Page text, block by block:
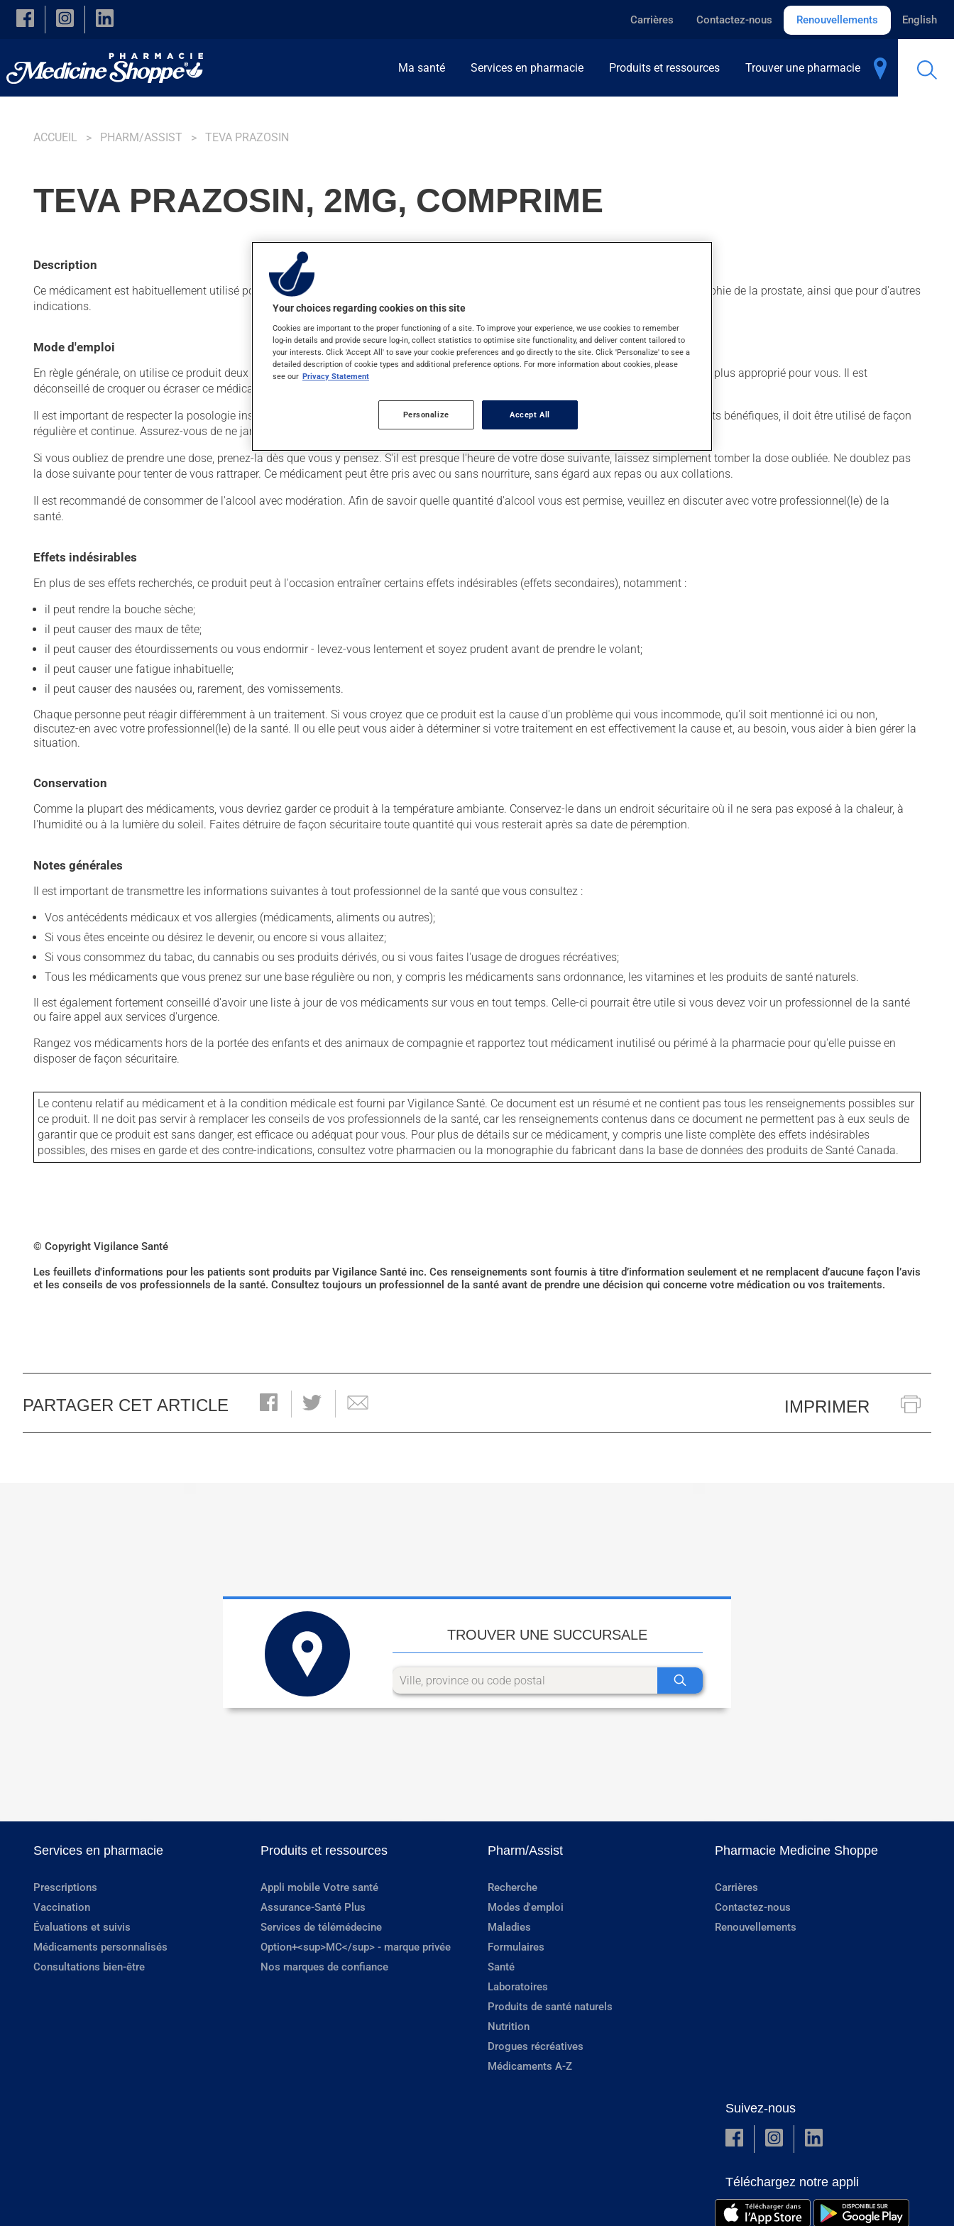
Skip to main content
Carrières Contactez-nous Renouvellements English
Ma santé Services en pharmacie Produits et ressources Trouver une pharmacie
ACCUEIL PHARM/ASSIST TEVA PRAZOSIN
TEVA PRAZOSIN, 2MG, COMPRIME
Description
Ce médicament est habituellement utilisé pour diminuer la tension artérielle. On l'emploie aussi pour diminuer les symptômes d'hypertrophie de la prostate, ainsi que pour d'autres
indications.
Mode d'emploi
En règle générale, on utilise ce produit deux fois par jour. Il est possible que votre pharmacien vous ait indiqué un horaire différent qui est plus approprié pour vous. Il est
déconseillé de croquer ou écraser ce médicament, car il a mauvais goût.
Il est important de respecter la posologie inscrite sur l'étiquette. N'en utilisez pas plus, ni plus souvent qu'indiqué. Pour maintenir ses effets bénéfiques, il doit être utilisé de façon
régulière et continue. Assurez-vous de ne jamais en manquer.
Si vous oubliez de prendre une dose, prenez-la dès que vous y pensez. S'il est presque l'heure de votre dose suivante, laissez simplement tomber la dose oubliée. Ne doublez pas
la dose suivante pour tenter de vous rattraper. Ce médicament peut être pris avec ou sans nourriture, sans égard aux repas ou aux collations.
Il est recommandé de consommer de l'alcool avec modération. Afin de savoir quelle quantité d'alcool vous est permise, veuillez en discuter avec votre professionnel(le) de la
santé.
Effets indésirables
En plus de ses effets recherchés, ce produit peut à l'occasion entraîner certains effets indésirables (effets secondaires), notamment :
il peut rendre la bouche sèche;
il peut causer des maux de tête;
il peut causer des étourdissements ou vous endormir - levez-vous lentement et soyez prudent avant de prendre le volant;
il peut causer une fatigue inhabituelle;
il peut causer des nausées ou, rarement, des vomissements.
Chaque personne peut réagir différemment à un traitement. Si vous croyez que ce produit est la cause d'un problème qui vous incommode, qu'il soit mentionné ici ou non,
discutez-en avec votre professionnel(le) de la santé. Il ou elle peut vous aider à déterminer si votre traitement en est effectivement la cause et, au besoin, vous aider à bien gérer la
situation.
Conservation
Comme la plupart des médicaments, vous devriez garder ce produit à la température ambiante. Conservez-le dans un endroit sécuritaire où il ne sera pas exposé à la chaleur, à
l'humidité ou à la lumière du soleil. Faites détruire de façon sécuritaire toute quantité qui vous resterait après sa date de péremption.
Notes générales
Il est important de transmettre les informations suivantes à tout professionnel de la santé que vous consultez :
Vos antécédents médicaux et vos allergies (médicaments, aliments ou autres);
Si vous êtes enceinte ou désirez le devenir, ou encore si vous allaitez;
Si vous consommez du tabac, du cannabis ou ses produits dérivés, ou si vous faites l'usage de drogues récréatives;
Tous les médicaments que vous prenez sur une base régulière ou non, y compris les médicaments sans ordonnance, les vitamines et les produits de santé naturels.
Il est également fortement conseillé d'avoir une liste à jour de vos médicaments sur vous en tout temps. Celle-ci pourrait être utile si vous devez voir un professionnel de la santé
ou faire appel aux services d'urgence.
Rangez vos médicaments hors de la portée des enfants et des animaux de compagnie et rapportez tout médicament inutilisé ou périmé à la pharmacie pour qu'elle puisse en
disposer de façon sécuritaire.
Le contenu relatif au médicament et à la condition médicale est fourni par Vigilance Santé. Ce document est un résumé et ne contient pas tous les renseignements possibles sur
ce produit. Il ne doit pas servir à remplacer les conseils de vos professionnels de la santé, car les renseignements contenus dans ce document ne permettent pas à eux seuls de
garantir que ce produit est sans danger, est efficace ou adéquat pour vous. Pour plus de détails sur ce médicament, y compris une liste complète des effets indésirables
possibles, des mises en garde et des contre-indications, consultez votre pharmacien ou la monographie du fabricant dans la base de données des produits de Santé Canada.
© Copyright Vigilance Santé
Les feuillets d'informations pour les patients sont produits par Vigilance Santé inc. Ces renseignements sont fournis à titre d’information seulement et ne remplacent d’aucune façon l’avis
et les conseils de vos professionnels de la santé. Consultez toujours un professionnel de la santé avant de prendre une décision qui concerne votre médication ou vos traitements.
PARTAGER CET ARTICLE IMPRIMER
TROUVER UNE SUCCURSALE
Services en pharmacie
Prescriptions
Vaccination
Évaluations et suivis
Médicaments personnalisés
Consultations bien-être
Produits et ressources
Appli mobile Votre santé
Assurance-Santé Plus
Services de télémédecine
Option+<sup>MC</sup> - marque privée
Nos marques de confiance
Pharm/Assist
Recherche
Modes d'emploi
Maladies
Formulaires
Santé
Laboratoires
Produits de santé naturels
Nutrition
Drogues récréatives
Médicaments A-Z
Pharmacie Medicine Shoppe
Carrières
Contactez-nous
Renouvellements
Suivez-nous
Téléchargez notre appli
Your choices regarding cookies on this site
Cookies are important to the proper functioning of a site. To improve your experience, we use cookies to remember
log-in details and provide secure log-in, collect statistics to optimise site functionality, and deliver content tailored to
your interests. Click 'Accept All' to save your cookie preferences and go directly to the site. Click 'Personalize' to see a
detailed description of cookie types and additional preference options. For more information about cookies, please
see our Privacy Statement
Personalize Accept All